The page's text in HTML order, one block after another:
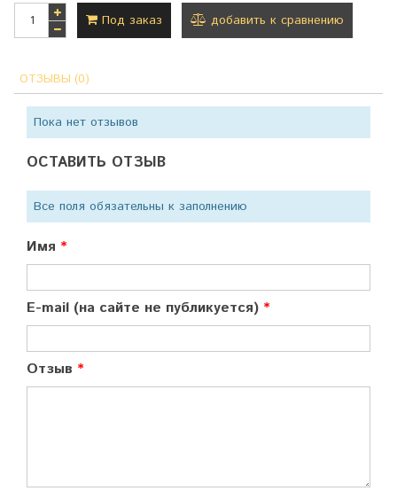
Под заказ добавить к сравнению
ОТЗЫВЫ (0)
Пока нет отзывов
ОСТАВИТЬ ОТЗЫВ
Все поля обязательны к заполнению
Имя
E-mail (на сайте не публикуется)
Отзыв